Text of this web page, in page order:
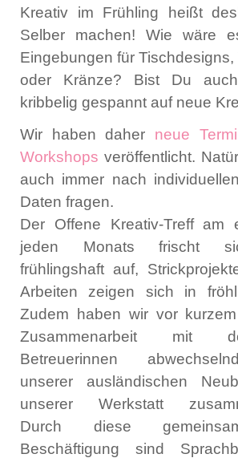
Kreativ im Frühling heißt
Selber machen! Wie wäre
Eingebungen für
oder Kränze? Bist Du
kribbelig gespannt auf neue
Wir haben daher neue
Workshops veröffentlicht.
auch immer nach
Daten fragen.
Der Offene Kreativ-Treff am
jeden Monats frischt
frühlingshaft auf,
Arbeiten zeigen sich in
Zudem haben wir vor
Zusammenarbeit mit
Betreuerinnen
unserer ausländischen
unserer Werkstatt
Durch diese
Beschäftigung sind